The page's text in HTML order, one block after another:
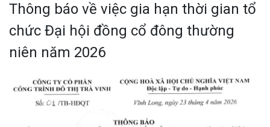
Thông báo về việc gia hạn thời gian tổ
chức Đại hội đồng cổ đông thường
niên năm 2026